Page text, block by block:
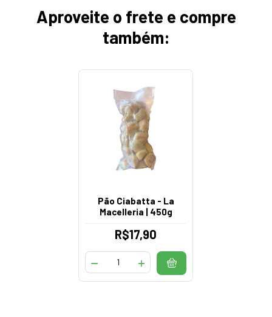
Aproveite o frete e compre
também:
Pão Ciabatta - La
Macelleria | 450g
R$17,90